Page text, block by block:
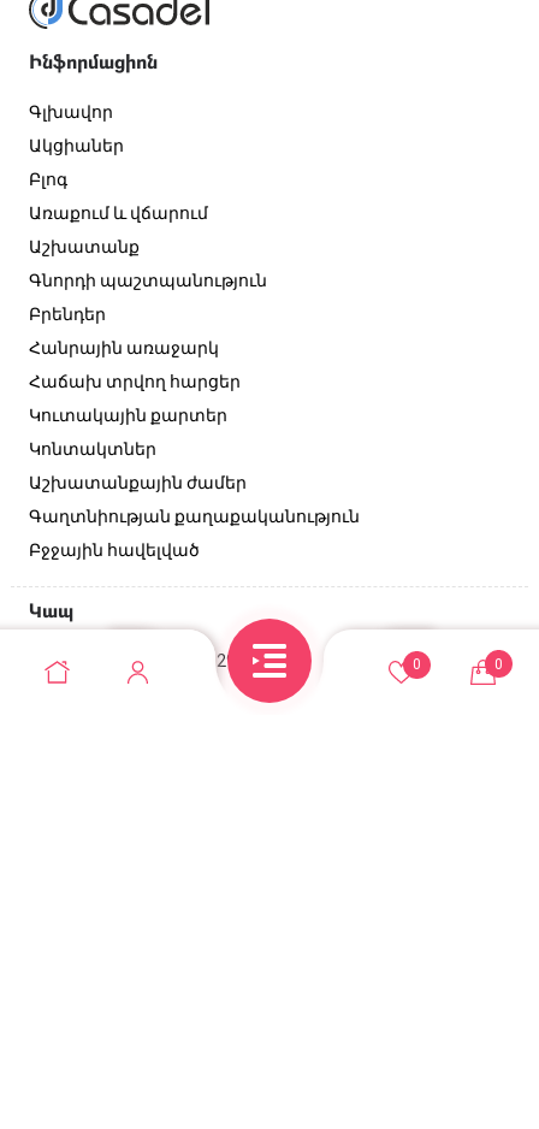
0 0
Ինֆորմացիոն
Գլխավոր
Ակցիաներ
Բլոգ
Առաքում և վճարում
Աշխատանք
Գնորդի պաշտպանություն
Բրենդեր
Հանրային առաջարկ
Հաճախ տրվող հարցեր
Կուտակային քարտեր
Կոնտակտներ
Աշխատանքային ժամեր
Գաղտնիության քաղաքականություն
Բջջային հավելված
Կապ
Անդրանիկի փող, 129/2 շենք